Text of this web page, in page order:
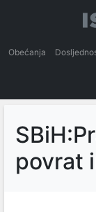
Obećanja
povrat